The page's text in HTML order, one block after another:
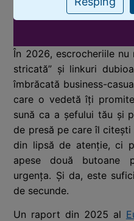
În 2026, escrocheriile nu
stricată” și linkuri
îmbrăcată business-
care o vedetă îți
sună ca a șefului tău și
de presă pe care îl
din lipsă de atenție, ci
apese două butoane
urgența. Și da, este
de secunde.
Un raport din 2025 al